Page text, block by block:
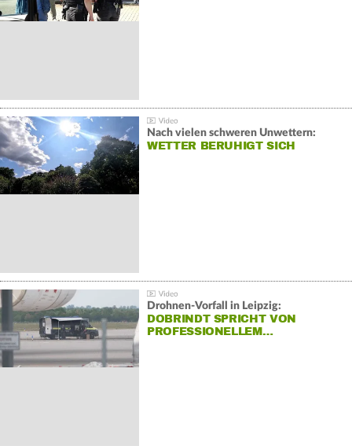
Nach vielen schweren Unwettern:
WETTER BERUHIGT SICH
Drohnen-Vorfall in Leipzig:
DOBRINDT SPRICHT VON
PROFESSIONELLEM…